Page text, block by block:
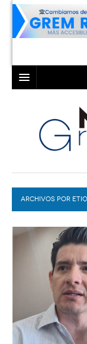
LAGUNA
TORREÓN
GÓMEZ
LERDO
COAHUILA
DURANGO
DEPORTES
EXA
EL
EXA
GLOBO
DIÁLOGOS
TWEETS AND
PC29
ACTUALIDADES
ARCHIVOS POR